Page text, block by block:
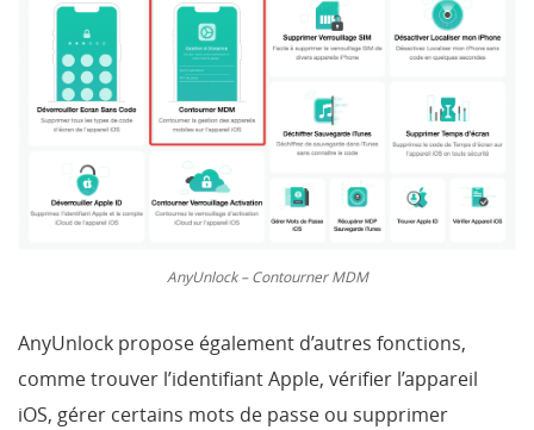
AnyUnlock – Contourner MDM
AnyUnlock propose également d’autres fonctions,
comme trouver l’identifiant Apple, vérifier l’appareil
iOS, gérer certains mots de passe ou supprimer